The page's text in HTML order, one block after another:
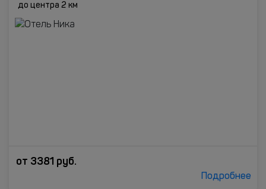
до центра 2 км
от 3381 руб.
Подробнее